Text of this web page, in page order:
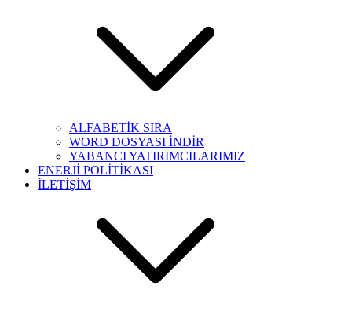
ALFABETİK SIRA
WORD DOSYASI İNDİR
YABANCI YATIRIMCILARIMIZ
ENERJİ POLİTİKASI
İLETİŞİM